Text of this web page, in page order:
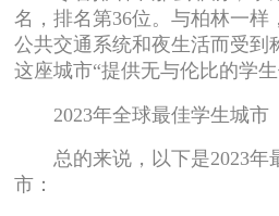
名，排名第36位。与柏林一样
公共交通系统和夜生活而受到
这座城市“提供无与伦比的学生
2023年全球最佳学生城市
总的来说，以下是2023年
市：